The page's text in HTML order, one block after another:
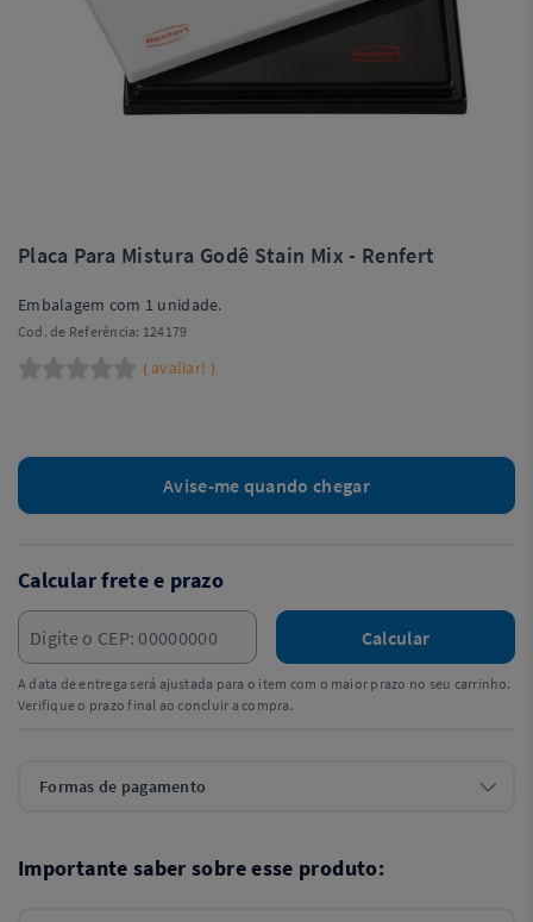
Placa Para Mistura Godê Stain Mix - Renfert
Embalagem com 1 unidade.
Cod. de Referência: 124179
( avaliar! )
Avise-me quando chegar
Calcular frete e prazo
Calcular
A data de entrega será ajustada para o item com o maior prazo no seu carrinho.
Verifique o prazo final ao concluir a compra.
Formas de pagamento
Importante saber sobre esse produto: